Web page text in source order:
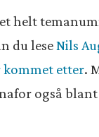
helt
du leseNils
kommet etter.
også blant